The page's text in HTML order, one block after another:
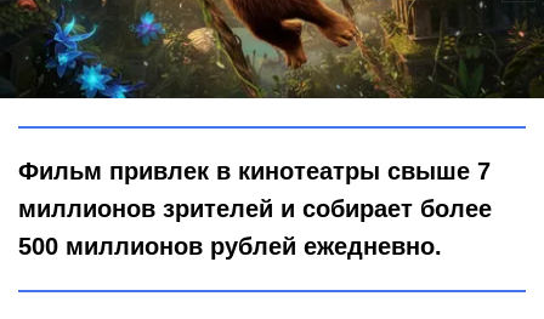
Чебурашка пошёл на рекорд: какой хит помешал добряку с
большими ушами стать первым
Городовой ру
Фильм привлек в кинотеатры свыше 7
миллионов зрителей и собирает более
500 миллионов рублей ежедневно.